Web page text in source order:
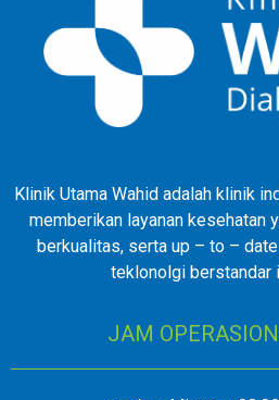
Klinik Utama Wahid adalah klinik
memberikan layanan kesehatan
berkualitas, serta up – to –
teklonolgi berstandar
JAM